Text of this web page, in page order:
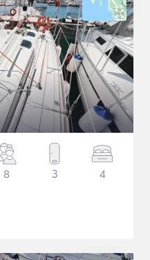
8 3 4